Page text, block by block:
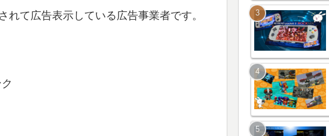
れて広告表示している広告事業者です。